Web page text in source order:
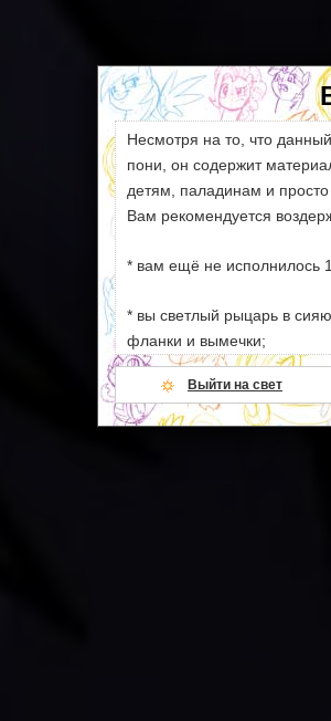
Несмотря на то, что
пони, он содержит
детям, паладинам и
Вам рекомендуется
* вам ещё не исполнилось
* вы светлый рыцарь в
фланки и вымечки;
* ваши моральные устои
намёков на секс и насилие;
Выйти на свет